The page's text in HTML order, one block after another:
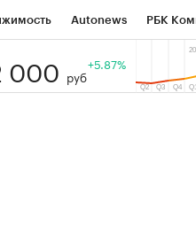
Autonews РБК
Тренды
000 руб
+5.87%